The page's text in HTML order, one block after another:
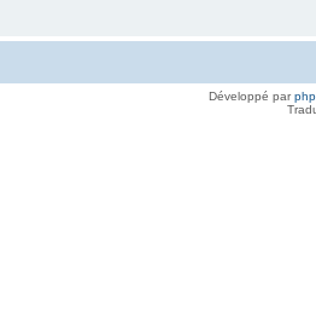
Développé par